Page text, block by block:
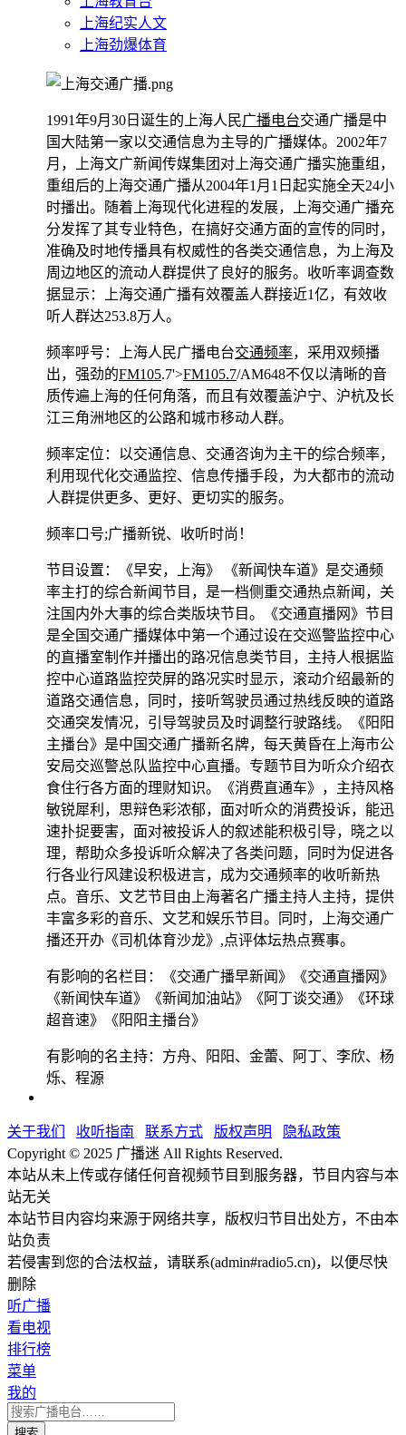
上海纪实人文
上海劲爆体育
1991年9月30日诞生的上海人民广播电台交通广播是中
国大陆第一家以交通信息为主导的广播媒体。2002年7
月，上海文广新闻传媒集团对上海交通广播实施重组，
重组后的上海交通广播从2004年1月1日起实施全天24小
时播出。随着上海现代化进程的发展，上海交通广播充
分发挥了其专业特色，在搞好交通方面的宣传的同时，
准确及时地传播具有权威性的各类交通信息，为上海及
周边地区的流动人群提供了良好的服务。收听率调查数
据显示：上海交通广播有效覆盖人群接近1亿，有效收
听人群达253.8万人。
频率呼号：上海人民广播电台交通频率，采用双频播
出，强劲的FM105.7'>FM105.7/AM648不仅以清晰的音
质传遍上海的任何角落，而且有效覆盖沪宁、沪杭及长
江三角洲地区的公路和城市移动人群。
频率定位：以交通信息、交通咨询为主干的综合频率，
利用现代化交通监控、信息传播手段，为大都市的流动
人群提供更多、更好、更切实的服务。
频率口号;广播新锐、收听时尚！
节目设置：《早安，上海》 《新闻快车道》是交通频
率主打的综合新闻节目，是一档侧重交通热点新闻，关
注国内外大事的综合类版块节目。《交通直播网》节目
是全国交通广播媒体中第一个通过设在交巡警监控中心
的直播室制作并播出的路况信息类节目，主持人根据监
控中心道路监控荧屏的路况实时显示，滚动介绍最新的
道路交通信息，同时，接听驾驶员通过热线反映的道路
交通突发情况，引导驾驶员及时调整行驶路线。《阳阳
主播台》是中国交通广播新名牌，每天黄昏在上海市公
安局交巡警总队监控中心直播。专题节目为听众介绍衣
食住行各方面的理财知识。《消费直通车》，主持风格
敏锐犀利，思辩色彩浓郁，面对听众的消费投诉，能迅
速扑捉要害，面对被投诉人的叙述能积极引导，晓之以
理，帮助众多投诉听众解决了各类问题，同时为促进各
行各业行风建设积极进言，成为交通频率的收听新热
点。音乐、文艺节目由上海著名广播主持人主持，提供
丰富多彩的音乐、文艺和娱乐节目。同时，上海交通广
播还开办《司机体育沙龙》,点评体坛热点赛事。
有影响的名栏目：《交通广播早新闻》《交通直播网》
《新闻快车道》《新闻加油站》《阿丁谈交通》《环球
超音速》《阳阳主播台》
有影响的名主持：方舟、阳阳、金蕾、阿丁、李欣、杨
烁、程源
关于我们 收听指南 联系方式 版权声明
隐私政策
Copyright © 2025 广播迷 All Rights Reserved.
本站从未上传或存储任何音视频节目到服务器，节目内容与本
站无关
本站节目内容均来源于网络共享，版权归节目出处方，不由本
站负责
若侵害到您的合法权益，请联系(admin#radio5.cn)，以便尽快
删除
听广播
看电视
排行榜
菜单
我的